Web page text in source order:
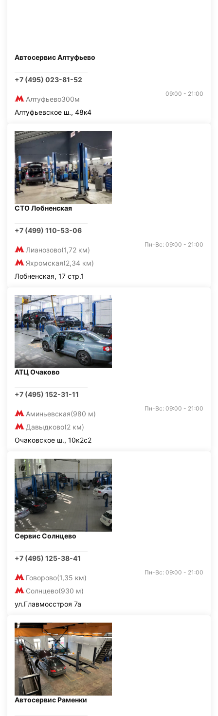
Автосервис Алтуфьево
+7 (495) 023-81-52
Алтуфьево300м
09:00 - 21:00
Алтуфьевское ш., 48к4
СТО Лобненская
+7 (499) 110-53-06
Лианозово(1,72 км)
Яхромская(2,34 км)
Пн-Вс: 09:00 - 21:00
Лобненская, 17 стр.1
АТЦ Очаково
+7 (495) 152-31-11
Аминьевская(980 м)
Давыдково(2 км)
Пн-Вс: 09:00 - 21:00
Очаковское ш., 10к2с2
Сервис Солнцево
+7 (495) 125-38-41
Говорово(1,35 км)
Солнцево(930 м)
Пн-Вс: 09:00 - 21:00
ул.Главмосстроя 7а
Автосервис Раменки